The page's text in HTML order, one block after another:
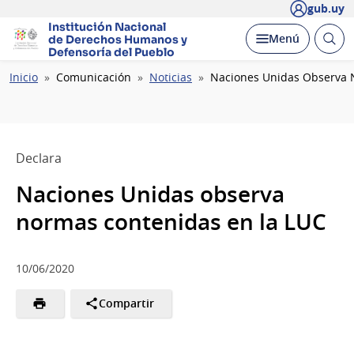
gub.uy
Institución Nacional
de Derechos Humanosy
Defensoría del Pueblo
Desplegar
Menú Abrir
Ruta
Inicio Comunicación Noticias Naciones Unidas Observa
Declara
Naciones Unidas observa
normas contenidas en la LUC
10/06/2020
Compartir